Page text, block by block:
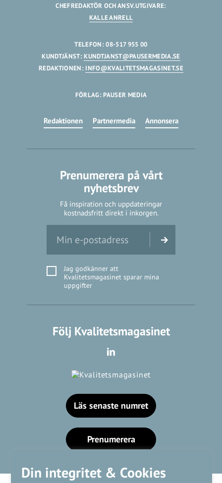
Din integritet & Cookies
CHEFREDAKTÖR OCH ANSV.UTGIVARE:
KALLE ANRELL
TELEFON: 08-517 955 00
KUNDTJÄNST:KUNDTJANST@PAUSERMEDIA.SE
REDAKTIONEN: INFO@KVALITETSMAGASINET.SE
FÖRLAG: PAUSER MEDIA
Redaktionen Partnermedia Annonsera
Prenumerera på vårt
nyhetsbrev
Få inspiration och uppdateringar
kostnadsfritt direkt i inkorgen.
Jag godkänner att
Kvalitetsmagasinet sparar mina
uppgifter
Följ Kvalitetsmagasinet
Läs senaste numret
Prenumerera